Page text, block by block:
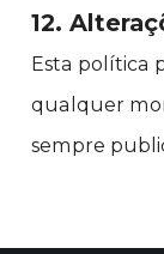
12.
Esta política
qualquer
sempre